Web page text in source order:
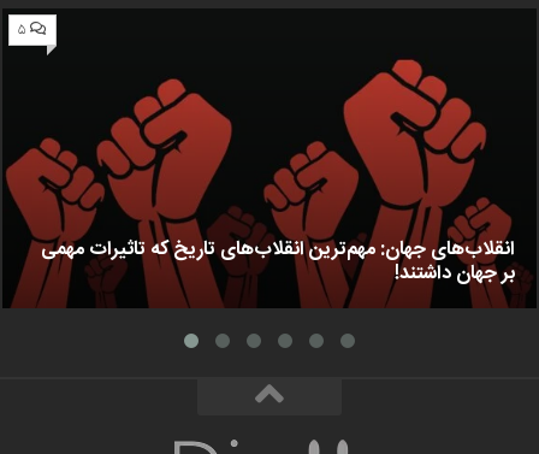
۵
انقلاب‌های جهان: مهم‌ترین انقلاب‌های تاریخ که تاثیرات مهمی
بر جهان داشتند!